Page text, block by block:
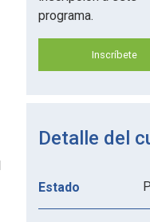
programa.
Inscríbete
Detalle del
Estado